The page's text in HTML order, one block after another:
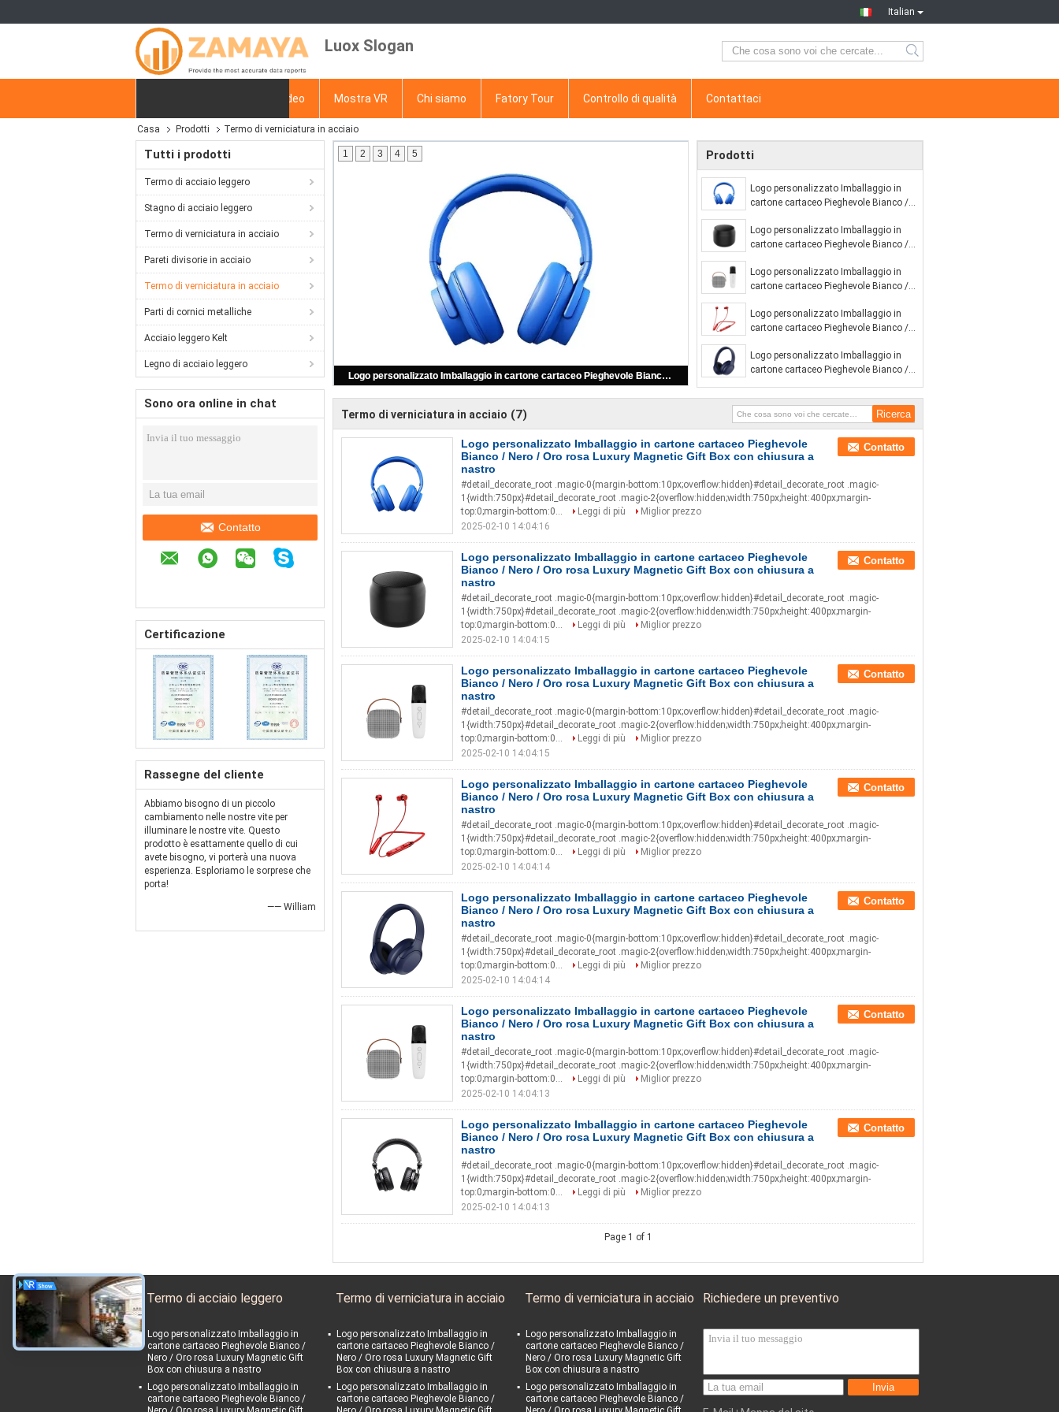
Italian
Luox Slogan
Video Mostra VR Chi siamo Fatory Tour Controllo di qualità Contattaci
Richiedere un preventivo
Casa Prodotti Termo di verniciatura in acciaio
Tutti i prodotti
Termo di acciaio leggero
Stagno di acciaio leggero
Termo di verniciatura in acciaio
Pareti divisorie in acciaio
Termo di verniciatura in acciaio
Parti di cornici metalliche
Acciaio leggero Kelt
Legno di acciaio leggero
Sono ora online in chat
Contatto
Certificazione
Rassegne del cliente
Abbiamo bisogno di un piccolo
cambiamento nelle nostre vite per
illuminare le nostre vite. Questo
prodotto è esattamente quello di cui
avete bisogno, vi porterà una nuova
esperienza. Esploriamo le sorprese che
porta!
—— William
Logo personalizzato Imballaggio in cartone cartaceo Pieghevole Bianco / Nero / Oro rosa Luxury Magnetic Gift Box con chiusura a nastro
Logo personalizzato Imballaggio in cartone cartaceo Pieghevole Bianco / Nero / Oro rosa Luxury Magnetic Gift Box con chiusura a nastro
Logo personalizzato Imballaggio in cartone cartaceo Pieghevole Bianco / Nero / Oro rosa Luxury Magnetic Gift Box con chiusura a nastro
Logo personalizzato Imballaggio in cartone cartaceo Pieghevole Bianco / Nero / Oro rosa Luxury Magnetic Gift Box con chiusura a nastro
Logo personalizzato Imballaggio in cartone cartaceo Pieghevole Bianco / Nero / Oro rosa Luxury Magnetic Gift Box con chiusura a nastro
1 2 3 4 5 Prodotti
Logo personalizzato Imballaggio in
cartone cartaceo Pieghevole Bianco /
Box con chiusura a nastro
Logo personalizzato Imballaggio in
cartone cartaceo Pieghevole Bianco /
Box con chiusura a nastro
Logo personalizzato Imballaggio in
cartone cartaceo Pieghevole Bianco /
Box con chiusura a nastro
Logo personalizzato Imballaggio in
cartone cartaceo Pieghevole Bianco /
Box con chiusura a nastro
Logo personalizzato Imballaggio in
cartone cartaceo Pieghevole Bianco /
Box con chiusura a nastro
Termo di verniciatura in acciaio (7)
Logo personalizzato Imballaggio in cartone cartaceo Pieghevole
Bianco / Nero / Oro rosa Luxury Magnetic Gift Box con chiusura a
nastro
Contatto
#detail_decorate_root .magic-0{margin-bottom:10px;overflow:hidden}#detail_decorate_root .magic-
1{width:750px}#detail_decorate_root .magic-2{overflow:hidden;width:750px;height:400px;margin-
top:0;margin-bottom:0...
Leggi di più
Miglior prezzo
2025-02-10 14:04:16
Logo personalizzato Imballaggio in cartone cartaceo Pieghevole
Bianco / Nero / Oro rosa Luxury Magnetic Gift Box con chiusura a
nastro
Contatto
#detail_decorate_root .magic-0{margin-bottom:10px;overflow:hidden}#detail_decorate_root .magic-
1{width:750px}#detail_decorate_root .magic-2{overflow:hidden;width:750px;height:400px;margin-
top:0;margin-bottom:0...
Leggi di più
Miglior prezzo
2025-02-10 14:04:15
Logo personalizzato Imballaggio in cartone cartaceo Pieghevole
Bianco / Nero / Oro rosa Luxury Magnetic Gift Box con chiusura a
nastro
Contatto
#detail_decorate_root .magic-0{margin-bottom:10px;overflow:hidden}#detail_decorate_root .magic-
1{width:750px}#detail_decorate_root .magic-2{overflow:hidden;width:750px;height:400px;margin-
top:0;margin-bottom:0...
Leggi di più
Miglior prezzo
2025-02-10 14:04:15
Logo personalizzato Imballaggio in cartone cartaceo Pieghevole
Bianco / Nero / Oro rosa Luxury Magnetic Gift Box con chiusura a
nastro
Contatto
#detail_decorate_root .magic-0{margin-bottom:10px;overflow:hidden}#detail_decorate_root .magic-
1{width:750px}#detail_decorate_root .magic-2{overflow:hidden;width:750px;height:400px;margin-
top:0;margin-bottom:0...
Leggi di più
Miglior prezzo
2025-02-10 14:04:14
Logo personalizzato Imballaggio in cartone cartaceo Pieghevole
Bianco / Nero / Oro rosa Luxury Magnetic Gift Box con chiusura a
nastro
Contatto
#detail_decorate_root .magic-0{margin-bottom:10px;overflow:hidden}#detail_decorate_root .magic-
1{width:750px}#detail_decorate_root .magic-2{overflow:hidden;width:750px;height:400px;margin-
top:0;margin-bottom:0...
Leggi di più
Miglior prezzo
2025-02-10 14:04:14
Logo personalizzato Imballaggio in cartone cartaceo Pieghevole
Bianco / Nero / Oro rosa Luxury Magnetic Gift Box con chiusura a
nastro
Contatto
#detail_decorate_root .magic-0{margin-bottom:10px;overflow:hidden}#detail_decorate_root .magic-
1{width:750px}#detail_decorate_root .magic-2{overflow:hidden;width:750px;height:400px;margin-
top:0;margin-bottom:0...
Leggi di più
Miglior prezzo
2025-02-10 14:04:13
Logo personalizzato Imballaggio in cartone cartaceo Pieghevole
Bianco / Nero / Oro rosa Luxury Magnetic Gift Box con chiusura a
nastro
Contatto
#detail_decorate_root .magic-0{margin-bottom:10px;overflow:hidden}#detail_decorate_root .magic-
1{width:750px}#detail_decorate_root .magic-2{overflow:hidden;width:750px;height:400px;margin-
top:0;margin-bottom:0...
Leggi di più
Miglior prezzo
2025-02-10 14:04:13
Page 1 of 1
Termo di acciaio leggero
Logo personalizzato Imballaggio in
cartone cartaceo Pieghevole Bianco /
Nero / Oro rosa Luxury Magnetic Gift
Box con chiusura a nastro
Logo personalizzato Imballaggio in
cartone cartaceo Pieghevole Bianco /
Termo di verniciatura in acciaio
Logo personalizzato Imballaggio in
cartone cartaceo Pieghevole Bianco /
Nero / Oro rosa Luxury Magnetic Gift
Box con chiusura a nastro
Logo personalizzato Imballaggio in
cartone cartaceo Pieghevole Bianco /
Termo di verniciatura in acciaio
Logo personalizzato Imballaggio in
cartone cartaceo Pieghevole Bianco /
Nero / Oro rosa Luxury Magnetic Gift
Box con chiusura a nastro
Logo personalizzato Imballaggio in
cartone cartaceo Pieghevole Bianco /
Richiedere un preventivo
Invia